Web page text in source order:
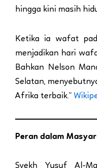
hingga kini masih
Ketika ia wafat
menjadikan hari
Bahkan Nelson
Selatan,
Afrika terbaik.”
Peran dalam
Syekh Yusuf Al-